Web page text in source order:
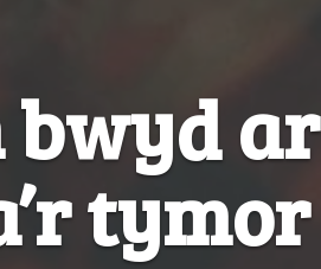
bwyd ar
tymor